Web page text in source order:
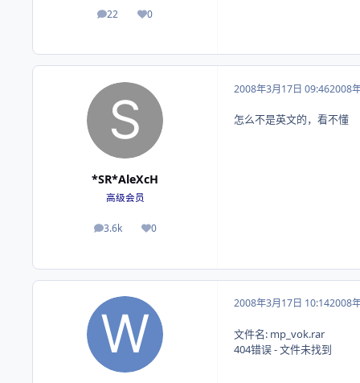
22
帖子 0
荣誉积分
*SR*AleXcH
高级会员
3.6k
帖子 0
荣誉积分
2008年3月17日 09:462008
怎么不是英文的，看不懂
2008年3月17日 10:142008
文件名: mp_vok.rar
404错误 - 文件未找到